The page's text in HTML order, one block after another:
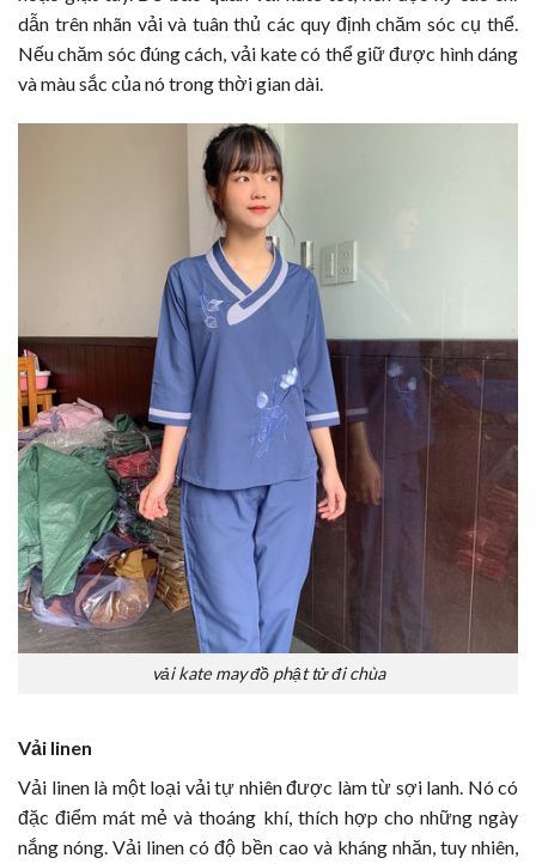
dẫn trên nhãn vải và tuân thủ các quy định chăm sóc cụ thể.
Nếu chăm sóc đúng cách, vải kate có thể giữ được hình dáng
và màu sắc của nó trong thời gian dài.
vải kate may đồ phật tử đi chùa
Vải linen
Vải linen là một loại vải tự nhiên được làm từ sợi lanh. Nó có
đặc điểm mát mẻ và thoáng khí, thích hợp cho những ngày
nắng nóng. Vải linen có độ bền cao và kháng nhăn, tuy nhiên,